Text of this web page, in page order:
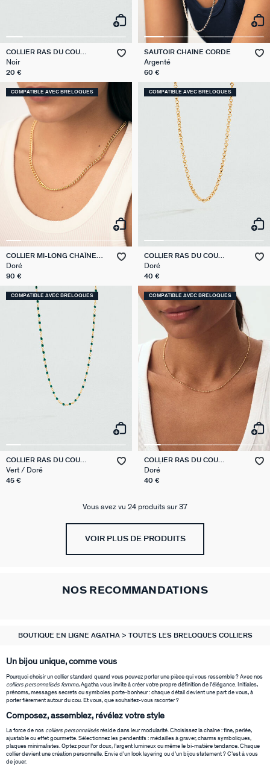
COLLIER RAS DU COU
TALISMANS
Noir
20 €
SAUTOIR CHAÎNE CORDE
Argenté
60 €
COMPATIBLE AVEC BRELOQUES
COLLIER MI-LONG CHAÎNE
GOURMETTE
Doré
90 €
COMPATIBLE AVEC BRELOQUES
COLLIER RAS DU COU
CHAÎNE JASERON
Doré
40 €
COMPATIBLE AVEC BRELOQUES
COLLIER RAS DU COU
SMARTY
Vert / Doré
45 €
COMPATIBLE AVEC BRELOQUES
COLLIER RAS DU COU
CHAÎNE BOULE
Doré
40 €
Vous avez vu 24 produits sur 37
VOIR PLUS DE PRODUITS
NOS RECOMMANDATIONS
BOUTIQUE EN LIGNE AGATHA TOUTES LES BRELOQUES COLLIERS
Un bijou unique, comme vous
Pourquoi choisir un collier standard quand vous pouvez porter une pièce qui vous ressemble ? Avec nos
colliers personnalisés femme, Agatha vous invite à créer votre propre définition de l’élégance. Initiales,
prénoms, messages secrets ou symboles porte-bonheur : chaque détail devient une part de vous, à
porter fièrement autour du cou. Et vous, que souhaitez-vous raconter ?
Composez, assemblez, révélez votre style
La force de nos colliers personnalisés réside dans leur modularité. Choisissez la chaîne : fine, perlée,
ajustable ou effet gourmette. Sélectionnez les pendentifs : médailles à graver, charms symboliques,
plaques minimalistes. Optez pour l’or doux, l’argent lumineux ou même le bi-matière tendance. Chaque
collier devient une création personnelle. Envie d’un look layering ou d’un bijou statement ? C’est à vous
de jouer.